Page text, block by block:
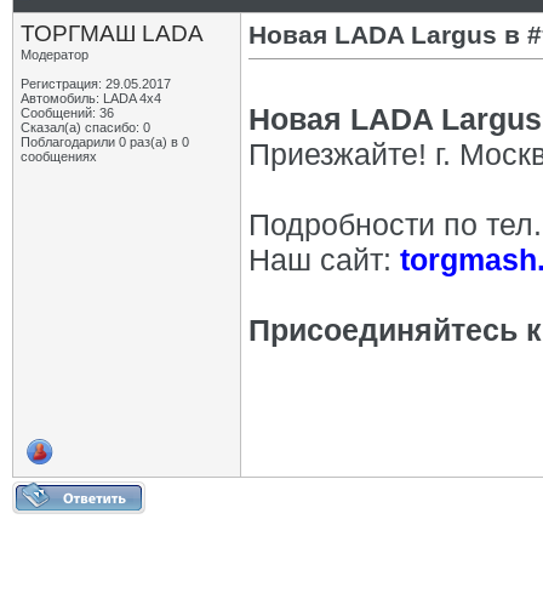
ТОРГМАШ LADA
Модератор
Регистрация: 29.05.2017
Автомобиль: LADA 4x4
Сообщений: 36
Сказал(а) спасибо: 0
Поблагодарили 0 раз(а) в 0
сообщениях
Новая LADA Largus в
Новая LADA
Приезжайте! г.
Подробности по
Наш сайт:
Присоединяйтесь